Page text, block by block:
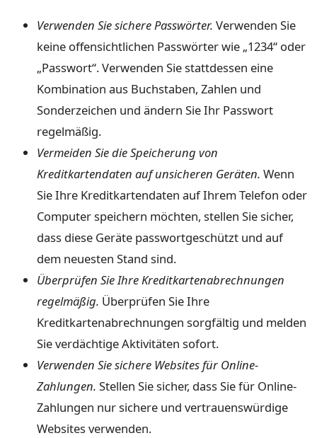
Verwenden Sie sichere Passwörter. Verwenden Sie
keine offensichtlichen Passwörter wie „1234“ oder
„Passwort“. Verwenden Sie stattdessen eine
Kombination aus Buchstaben, Zahlen und
Sonderzeichen und ändern Sie Ihr Passwort
regelmäßig.
Vermeiden Sie die Speicherung von
Kreditkartendaten auf unsicheren Geräten. Wenn
Sie Ihre Kreditkartendaten auf Ihrem Telefon oder
Computer speichern möchten, stellen Sie sicher,
dass diese Geräte passwortgeschützt und auf
dem neuesten Stand sind.
Überprüfen Sie Ihre Kreditkartenabrechnungen
regelmäßig. Überprüfen Sie Ihre
Kreditkartenabrechnungen sorgfältig und melden
Sie verdächtige Aktivitäten sofort.
Verwenden Sie sichere Websites für Online-
Zahlungen. Stellen Sie sicher, dass Sie für Online-
Zahlungen nur sichere und vertrauenswürdige
Websites verwenden.